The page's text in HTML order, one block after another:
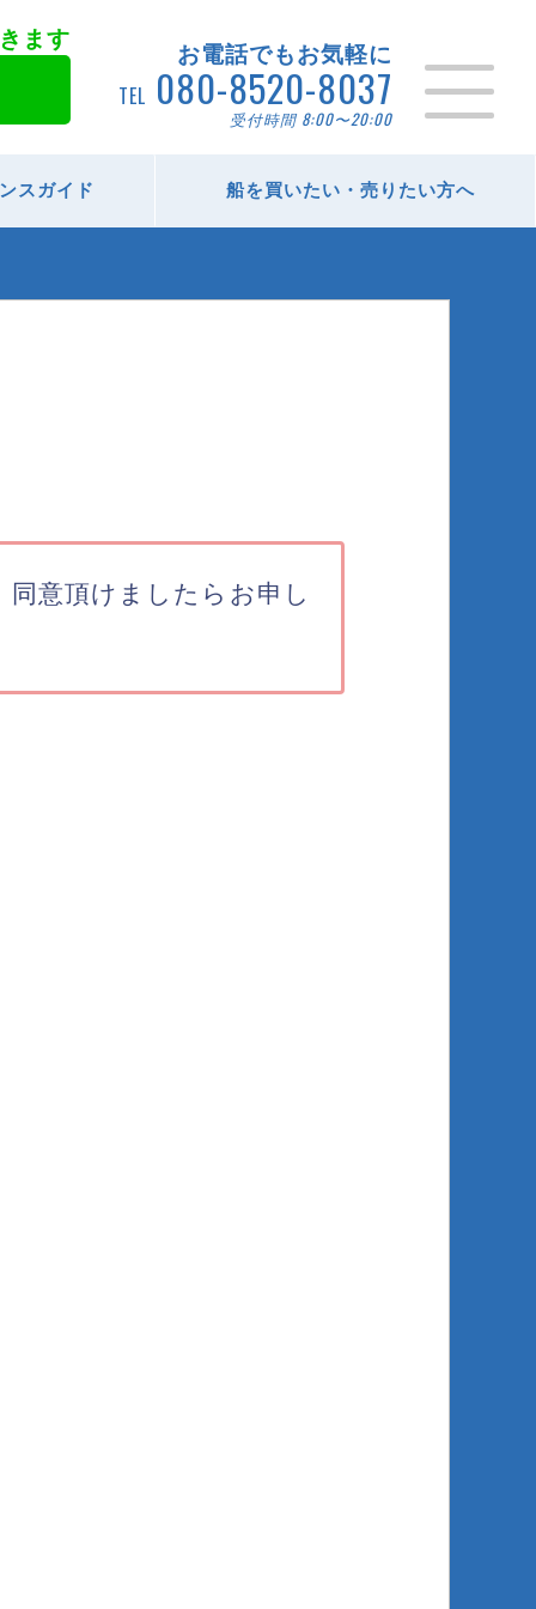
ます お電話でもお気軽に
TEL 080-8520-8037
受付時間 8:00〜20:00
スガイド 船を買いたい・売りたい方へ
意頂けましたらお申し